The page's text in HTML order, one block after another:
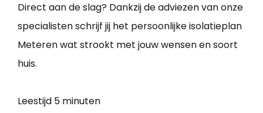
Direct aan de slag? Dankzij de adviezen van onze
specialisten schrijf jij het persoonlijke isolatieplan
Meteren wat strookt met jouw wensen en soort
huis.
Leestijd 5 minuten